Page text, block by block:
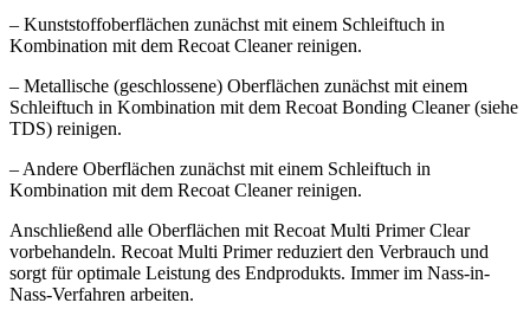
– Kunststoffoberflächen zunächst mit einem Schleiftuch in
Kombination mit dem Recoat Cleaner reinigen.
– Metallische (geschlossene) Oberflächen zunächst mit einem
Schleiftuch in Kombination mit dem Recoat Bonding Cleaner (siehe
TDS) reinigen.
– Andere Oberflächen zunächst mit einem Schleiftuch in
Kombination mit dem Recoat Cleaner reinigen.
Anschließend alle Oberflächen mit Recoat Multi Primer Clear
vorbehandeln. Recoat Multi Primer reduziert den Verbrauch und
sorgt für optimale Leistung des Endprodukts. Immer im Nass-in-
Nass-Verfahren arbeiten.